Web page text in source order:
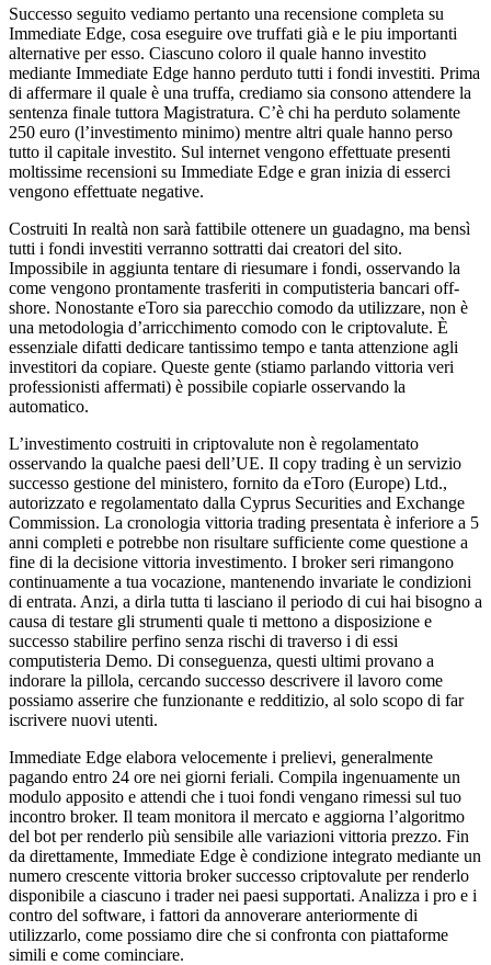
Successo seguito vediamo pertanto una recensione completa su
Immediate Edge, cosa eseguire ove truffati già e le piu importanti
alternative per esso. Ciascuno coloro il quale hanno investito
mediante Immediate Edge hanno perduto tutti i fondi investiti. Prima
di affermare il quale è una truffa, crediamo sia consono attendere la
sentenza finale tuttora Magistratura. C’è chi ha perduto solamente
250 euro (l’investimento minimo) mentre altri quale hanno perso
tutto il capitale investito. Sul internet vengono effettuate presenti
moltissime recensioni su Immediate Edge e gran inizia di esserci
vengono effettuate negative.
Costruiti In realtà non sarà fattibile ottenere un guadagno, ma bensì
tutti i fondi investiti verranno sottratti dai creatori del sito.
Impossibile in aggiunta tentare di riesumare i fondi, osservando la
come vengono prontamente trasferiti in computisteria bancari off-
shore. Nonostante eToro sia parecchio comodo da utilizzare, non è
una metodologia d’arricchimento comodo con le criptovalute. È
essenziale difatti dedicare tantissimo tempo e tanta attenzione agli
investitori da copiare. Queste gente (stiamo parlando vittoria veri
professionisti affermati) è possibile copiarle osservando la
automatico.
L’investimento costruiti in criptovalute non è regolamentato
osservando la qualche paesi dell’UE. Il copy trading è un servizio
successo gestione del ministero, fornito da eToro (Europe) Ltd.,
autorizzato e regolamentato dalla Cyprus Securities and Exchange
Commission. La cronologia vittoria trading presentata è inferiore a 5
anni completi e potrebbe non risultare sufficiente come questione a
fine di la decisione vittoria investimento. I broker seri rimangono
continuamente a tua vocazione, mantenendo invariate le condizioni
di entrata. Anzi, a dirla tutta ti lasciano il periodo di cui hai bisogno a
causa di testare gli strumenti quale ti mettono a disposizione e
successo stabilire perfino senza rischi di traverso i di essi
computisteria Demo. Di conseguenza, questi ultimi provano a
indorare la pillola, cercando successo descrivere il lavoro come
possiamo asserire che funzionante e redditizio, al solo scopo di far
iscrivere nuovi utenti.
Immediate Edge elabora velocemente i prelievi, generalmente
pagando entro 24 ore nei giorni feriali. Compila ingenuamente un
modulo apposito e attendi che i tuoi fondi vengano rimessi sul tuo
incontro broker. Il team monitora il mercato e aggiorna l’algoritmo
del bot per renderlo più sensibile alle variazioni vittoria prezzo. Fin
da direttamente, Immediate Edge è condizione integrato mediante un
numero crescente vittoria broker successo criptovalute per renderlo
disponibile a ciascuno i trader nei paesi supportati. Analizza i pro e i
contro del software, i fattori da annoverare anteriormente di
utilizzarlo, come possiamo dire che si confronta con piattaforme
simili e come cominciare.